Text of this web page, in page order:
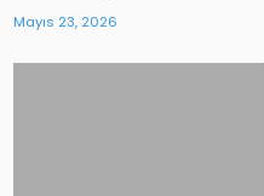
Mayıs 23, 2026